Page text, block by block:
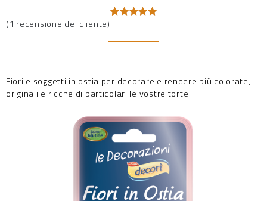
su base
(1 recensione del cliente)
Fiori e soggetti in ostia per decorare e rendere più colorate,
originali e ricche di particolari le vostre torte